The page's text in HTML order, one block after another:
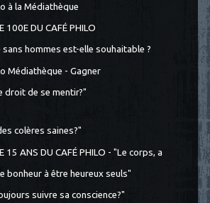
à la Médiathèque
100E DU CAFÉ PHILO
sans hommes est-elle souhaitable ?
Médiathèque - Gagner
droit de se mentir?"
colères saines?"
15 ANS DU CAFÉ PHILO - "Le corps, a
bonheur à être heureux seuls"
suivre sa conscience?"